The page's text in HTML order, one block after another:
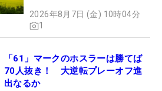
2026年8月7日 (金) 10時04分
1
「61」マークのホスラーは勝てば
70人抜き！ 大逆転プレーオフ進
出なるか